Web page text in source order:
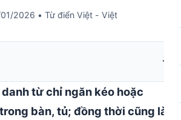
2026 • Từ điển Việt - Việt
danh từ chỉ ngăn kéo hoặc
bàn, tủ; đồng thời cũng là